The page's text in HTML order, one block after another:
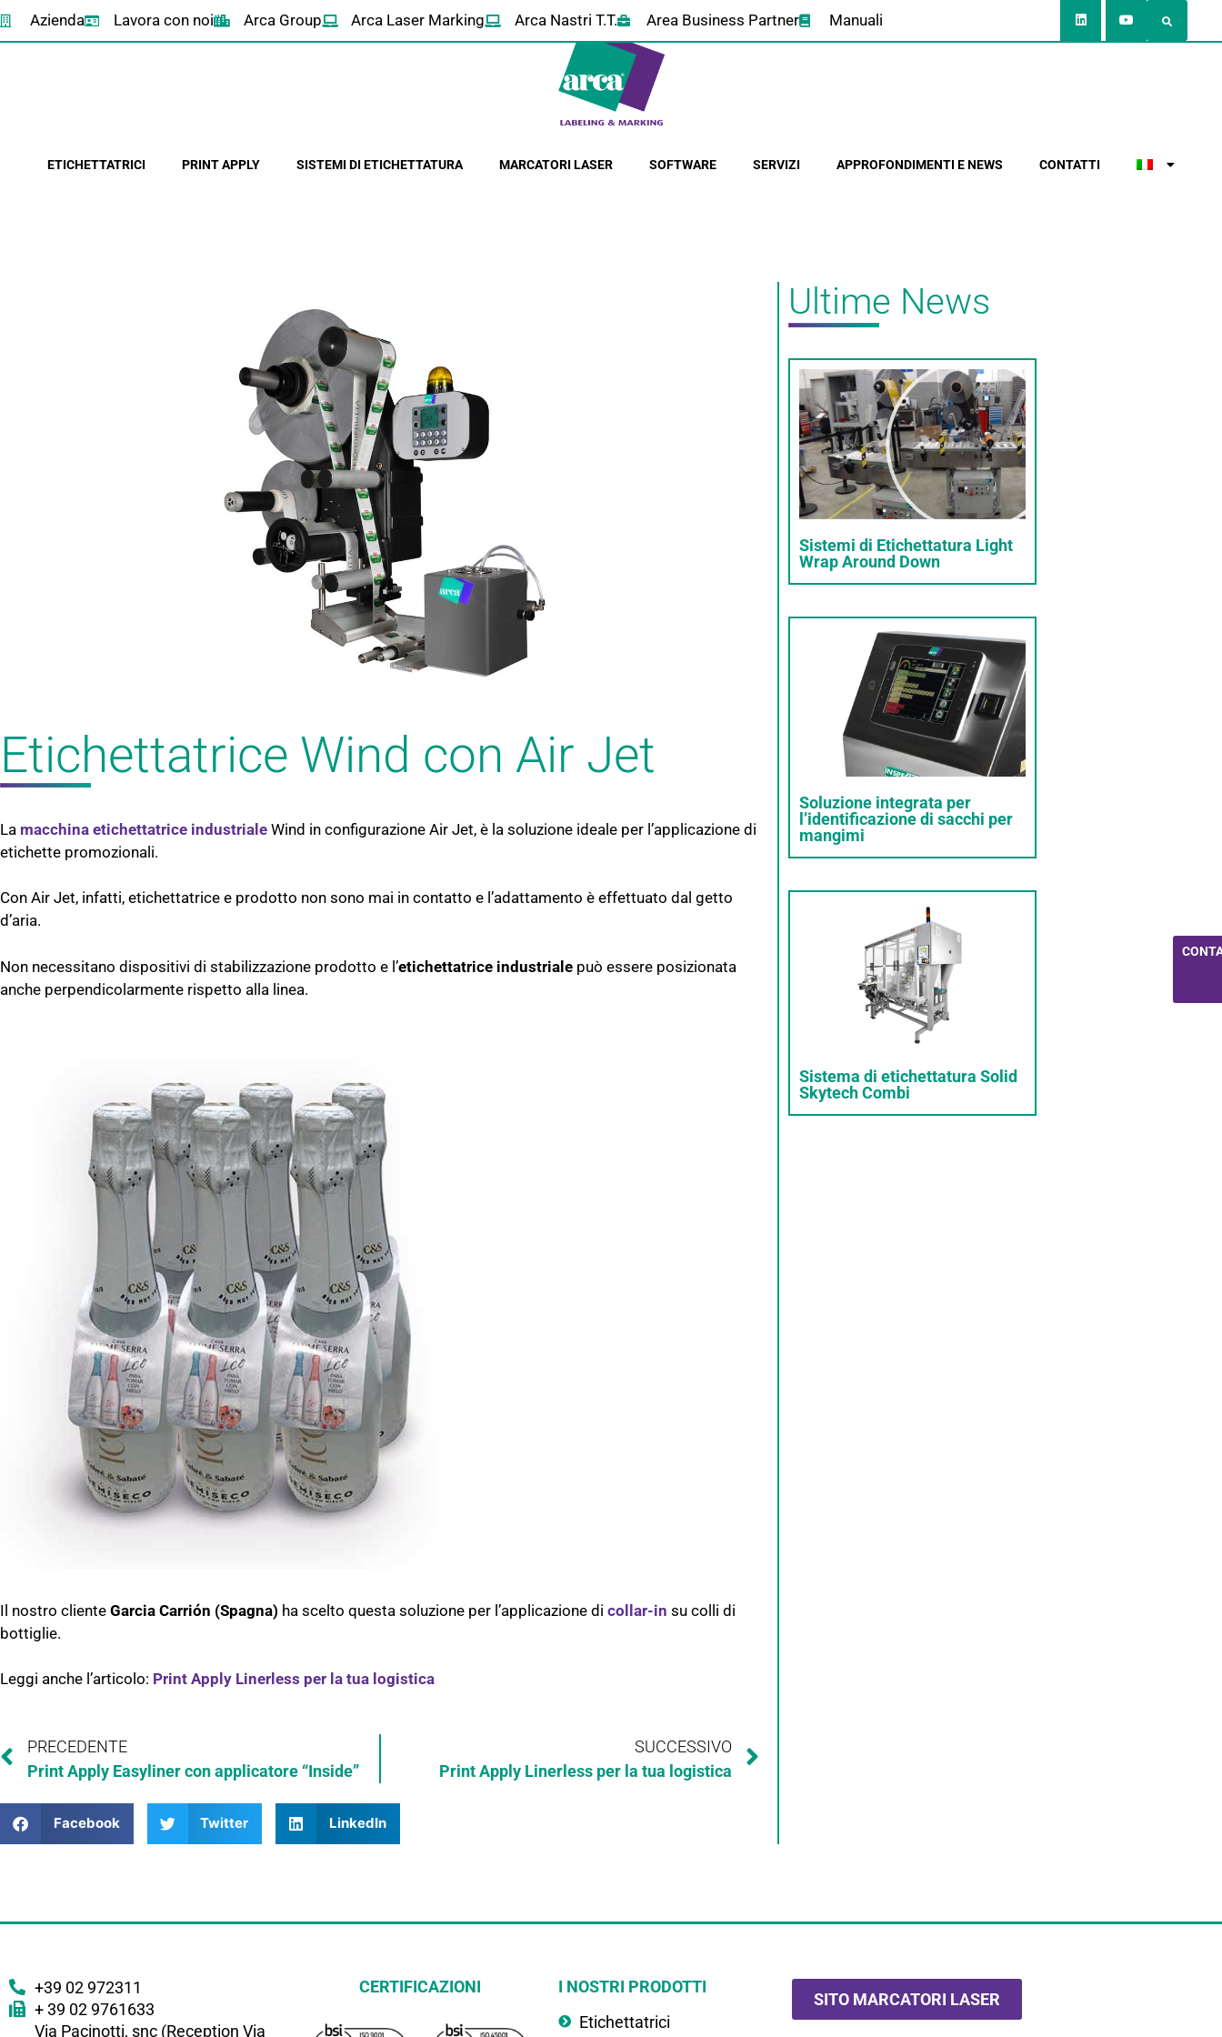
Azienda Lavora con noi Arca Group Arca Laser Marking Arca Nastri T.T. Area Business Partner Manuali
ETICHETTATRICI PRINT APPLY SISTEMI DI ETICHETTATURA MARCATORI LASER SOFTWARE SERVIZI APPROFONDIMENTI E NEWS CONTATTI
Etichettatrice Wind con Air Jet
La macchina etichettatrice industriale Wind in configurazione Air Jet, è la soluzione ideale per l’applicazione di
etichette promozionali.
Con Air Jet, infatti, etichettatrice e prodotto non sono mai in contatto e l’adattamento è effettuato dal getto
d’aria.
Non necessitano dispositivi di stabilizzazione prodotto e l’etichettatrice industriale può essere posizionata
anche perpendicolarmente rispetto alla linea.
Il nostro cliente Garcia Carrión (Spagna) ha scelto questa soluzione per l’applicazione di collar-in su colli di
bottiglie.
Leggi anche l’articolo: Print Apply Linerless per la tua logistica
PRECEDENTE
Print Apply Easyliner con applicatore “Inside”
SUCCESSIVO
Print Apply Linerless per la tua logistica
Facebook Twitter LinkedIn
Ultime News
Sistemi di Etichettatura Light
Wrap Around Down
Soluzione integrata per
l’identificazione di sacchi per
mangimi
Sistema di etichettatura Solid
Skytech Combi
+39 02 972311
+ 39 02 9761633
Via Pacinotti, snc (Reception Via
CERTIFICAZIONI
I NOSTRI PRODOTTI
Etichettatrici
SITO MARCATORI LASER